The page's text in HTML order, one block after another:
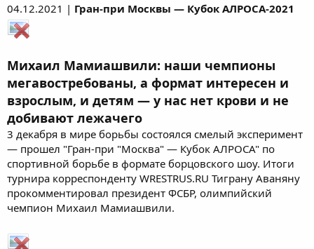
04.12.2021 | Гран-при Москвы — Кубок АЛРОСА-2021
Михаил Мамиашвили: наши чемпионы
мегавостребованы, а формат интересен и
взрослым, и детям — у нас нет крови и не
добивают лежачего
3 декабря в мире борьбы состоялся смелый эксперимент
— прошел "Гран-при "Москва" — Кубок АЛРОСА" по
спортивной борьбе в формате борцовского шоу. Итоги
турнира корреспонденту WRESTRUS.RU Тиграну Аваняну
прокомментировал президент ФСБР, олимпийский
чемпион Михаил Мамиашвили.